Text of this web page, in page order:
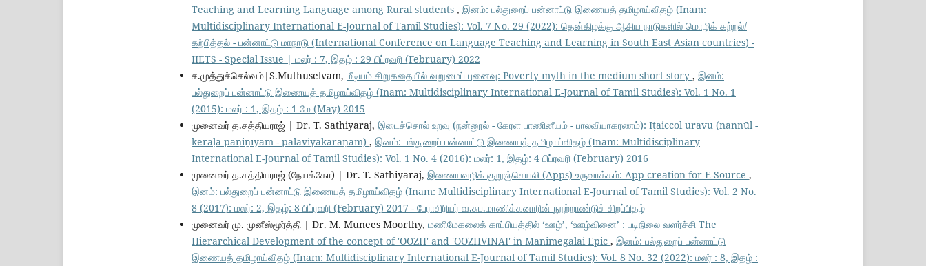
Teaching and Learning Language among Rural students , இனம்: பல்துறைப் பன்னாட்டு இணையத் தமிழாய்விதழ் (Inam:
Multidisciplinary International E-Journal of Tamil Studies): Vol. 7 No. 29 (2022): தென்கிழக்கு ஆசிய நாடுகளில் மொழிக் கற்றல்/
கற்பித்தல் - பன்னாட்டு மாநாடு (International Conference on Language Teaching and Learning in South East Asian countries) -
IIETS - Special Issue | மலர் : 7, இதழ் : 29 பிப்ரவரி (February) 2022
ச.முத்துச்செல்வம்|S.Muthuselvam, மீடியம் சிறுகதையில் வறுமைப் புனைவு: Poverty myth in the medium short story , இனம்:
பல்துறைப் பன்னாட்டு இணையத் தமிழாய்விதழ் (Inam: Multidisciplinary International E-Journal of Tamil Studies): Vol. 1 No. 1
(2015): மலர் : 1, இதழ் : 1 மே (May) 2015
முனைவர் த.சத்தியராஜ் | Dr. T. Sathiyaraj, இடைச்சொல் உறவு (நன்னூல் - கேரள பாணினீயம் - பாலவியாகரணம்): Iṭaiccol uṟavu (naṉṉūl -
kēraḷa pāṇiṉīyam - pālaviyākaraṇam) , இனம்: பல்துறைப் பன்னாட்டு இணையத் தமிழாய்விதழ் (Inam: Multidisciplinary
International E-Journal of Tamil Studies): Vol. 1 No. 4 (2016): மலர்: 1, இதழ்: 4 பிப்ரவரி (February) 2016
முனைவர் த.சத்தியராஜ் (நேயக்கோ) | Dr. T. Sathiyaraj, இணையவழிக் குறுஞ்செயலி (Apps) உருவாக்கம்: App creation for E-Source ,
இனம்: பல்துறைப் பன்னாட்டு இணையத் தமிழாய்விதழ் (Inam: Multidisciplinary International E-Journal of Tamil Studies): Vol. 2 No.
8 (2017): மலர்: 2, இதழ்: 8 பிப்ரவரி (February) 2017 - பேராசிரியர் வ.சுப.மாணிக்கனாரின் நூற்றாண்டுச் சிறப்பிதழ்
முனைவர் மு. முனீஸ்மூர்த்தி | Dr. M. Munees Moorthy, மணிமேகலைக் காப்பியத்தில் ‘ஊழ்’, ‘ஊழ்வினை’ : படிநிலை வளர்ச்சி The
Hierarchical Development of the concept of 'OOZH' and 'OOZHVINAI' in Manimegalai Epic , இனம்: பல்துறைப் பன்னாட்டு
இணையத் தமிழாய்விதழ் (Inam: Multidisciplinary International E-Journal of Tamil Studies): Vol. 8 No. 32 (2022): மலர் : 8, இதழ் :